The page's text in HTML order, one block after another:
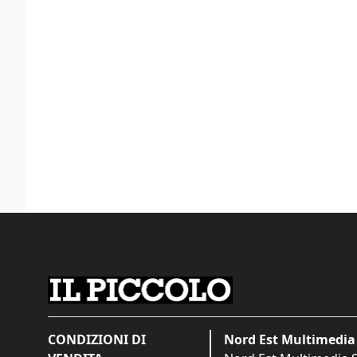
CONDIZIONI DI
Nord Est Multimedia